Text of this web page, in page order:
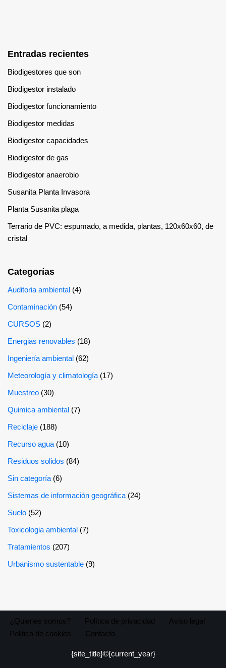
Entradas recientes
Biodigestores que son
Biodigestor instalado
Biodigestor funcionamiento
Biodigestor medidas
Biodigestor capacidades
Biodigestor de gas
Biodigestor anaerobio
Susanita Planta Invasora
Planta Susanita plaga
Terrario de PVC: espumado, a medida, plantas, 120x60x60, de
cristal
Categorías
Auditoria ambiental (4)
Contaminación (54)
CURSOS (2)
Energias renovables (18)
Ingeniería ambiental (62)
Meteorología y climatología (17)
Muestreo (30)
Quimica ambiental (7)
Reciclaje (188)
Recurso agua (10)
Residuos solidos (84)
Sin categoría (6)
Sistemas de información geográfica (24)
Suelo (52)
Toxicologia ambiental (7)
Tratamientos (207)
Urbanismo sustentable (9)
¿Quienes somos? Política de privacidad
Aviso legal
Politica de cookies
Contacto
{site_title}©{current_year}